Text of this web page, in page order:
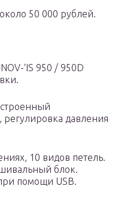
50 000 рублей.
‘IS 950 / 950D
регулировка давления
10 видов петель.
блок.
помощи USB.